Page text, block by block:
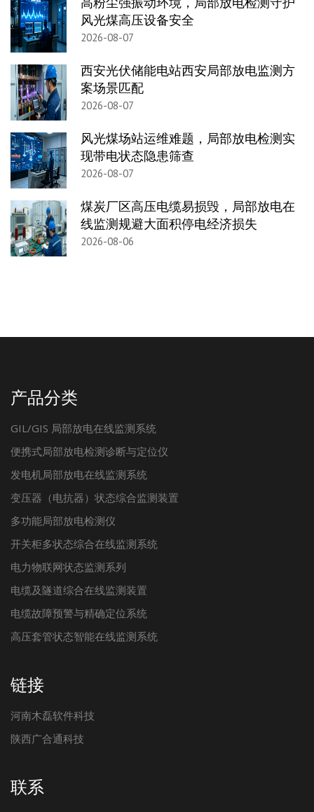
风光煤高压设备安全
2026-08-07
西安光伏储能电站西安局部放电监测方
案场景匹配
2026-08-07
风光煤场站运维难题，局部放电检测实
现带电状态隐患筛查
2026-08-07
煤炭厂区高压电缆易损毁，局部放电在
线监测规避大面积停电经济损失
2026-08-06
产品分类
GIL/GIS 局部放电在线监测系统
便携式局部放电检测诊断与定位仪
发电机局部放电在线监测系统
变压器（电抗器）状态综合监测装置
多功能局部放电检测仪
开关柜多状态综合在线监测系统
电力物联网状态监测系列
电缆及隧道综合在线监测装置
电缆故障预警与精确定位系统
高压套管状态智能在线监测系统
链接
河南木磊软件科技
陕西广合通科技
联系